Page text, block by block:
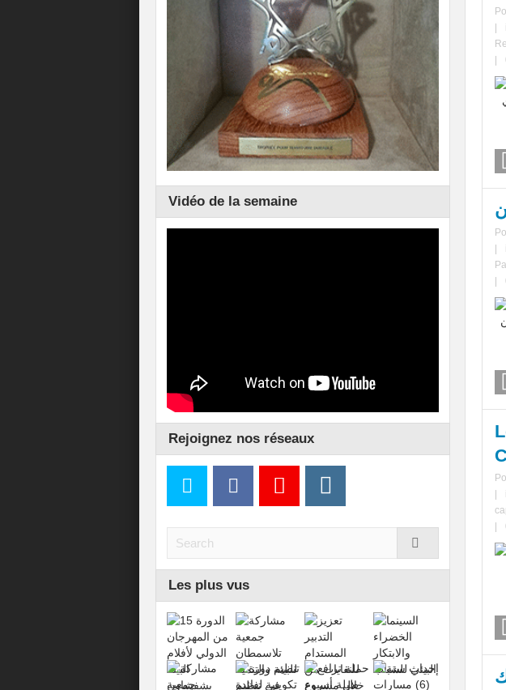
Vidéo de la semaine
Rejoignez nos réseaux
Les plus vus